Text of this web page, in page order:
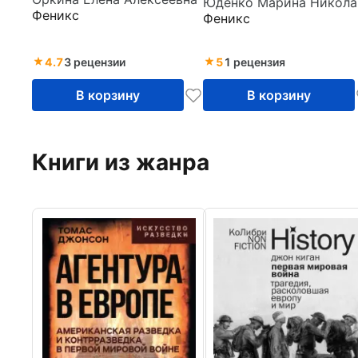
Учебное пособие
Феникс
4.73 рецензии
В корзину
строительстве.
Практикум
Феникс
51 рецензия
В корзину
Книги из жанра